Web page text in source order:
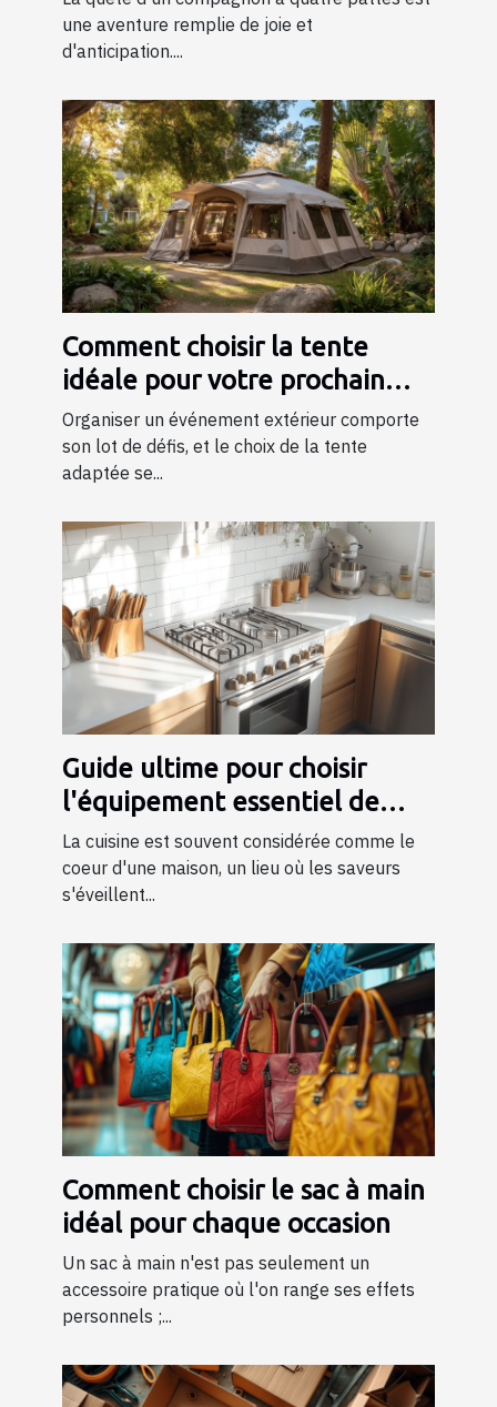
une aventure remplie de joie et
d'anticipation....
Comment choisir la tente
idéale pour votre prochain
événement ?
Organiser un événement extérieur comporte
son lot de défis, et le choix de la tente
adaptée se...
Guide ultime pour choisir
l'équipement essentiel de
cuisine
La cuisine est souvent considérée comme le
coeur d'une maison, un lieu où les saveurs
s'éveillent...
Comment choisir le sac à main
idéal pour chaque occasion
Un sac à main n'est pas seulement un
accessoire pratique où l'on range ses effets
personnels ;...